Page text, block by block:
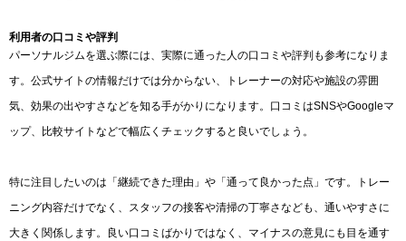
利用者の口コミや評判
パーソナルジムを選ぶ際には、実際に通った人の口コミや評判も参考になりま
す。公式サイトの情報だけでは分からない、トレーナーの対応や施設の雰囲
気、効果の出やすさなどを知る手がかりになります。口コミはSNSやGoogleマ
ップ、比較サイトなどで幅広くチェックすると良いでしょう。
特に注目したいのは「継続できた理由」や「通って良かった点」です。トレー
ニング内容だけでなく、スタッフの接客や清掃の丁寧さなども、通いやすさに
大きく関係します。良い口コミばかりではなく、マイナスの意見にも目を通す